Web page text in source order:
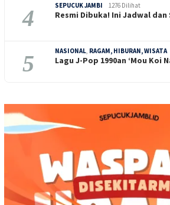
4 SEPUCUK JAMBI 1276 Dilihat
Resmi Dibuka! Ini Jadwal
5 NASIONAL RAGAM, HIBURAN, WISATA
Lagu J-Pop 1990an ‘Mou Koi